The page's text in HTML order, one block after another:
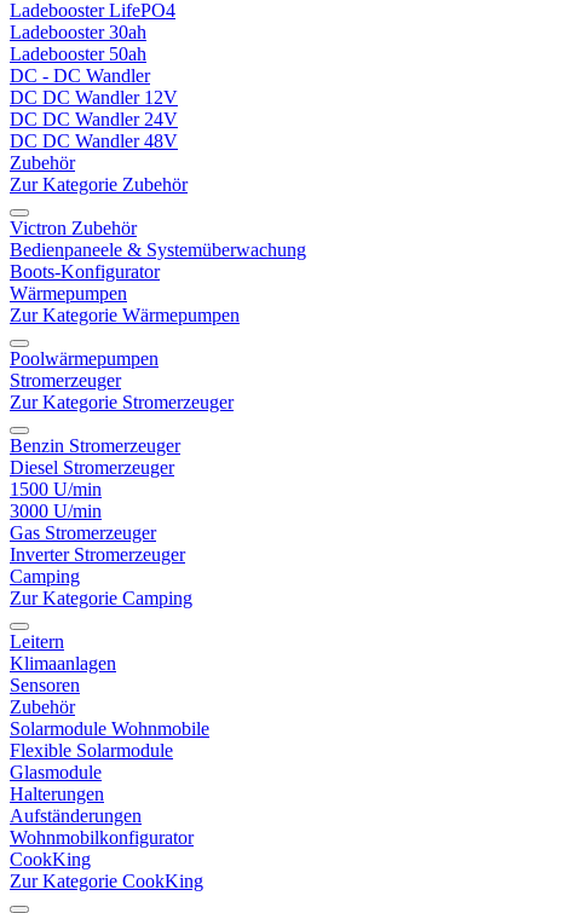
Ladebooster LifePO4
Ladebooster 30ah
Ladebooster 50ah
DC - DC Wandler
DC DC Wandler 12V
DC DC Wandler 24V
DC DC Wandler 48V
Zubehör
Zur Kategorie Zubehör
Victron Zubehör
Bedienpaneele & Systemüberwachung
Boots-Konfigurator
Wärmepumpen
Zur Kategorie Wärmepumpen
Poolwärmepumpen
Stromerzeuger
Zur Kategorie Stromerzeuger
Benzin Stromerzeuger
Diesel Stromerzeuger
1500 U/min
3000 U/min
Gas Stromerzeuger
Inverter Stromerzeuger
Camping
Zur Kategorie Camping
Leitern
Klimaanlagen
Sensoren
Zubehör
Solarmodule Wohnmobile
Flexible Solarmodule
Glasmodule
Halterungen
Aufständerungen
Wohnmobilkonfigurator
CookKing
Zur Kategorie CookKing